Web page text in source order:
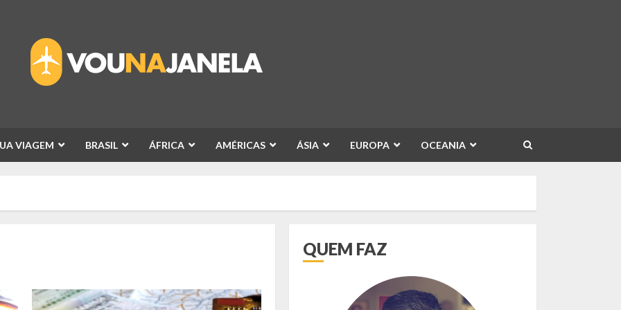
VIAGEM BRASIL ÁFRICA AMÉRICAS ÁSIA EUROPA OCEANIA
QUEM FAZ